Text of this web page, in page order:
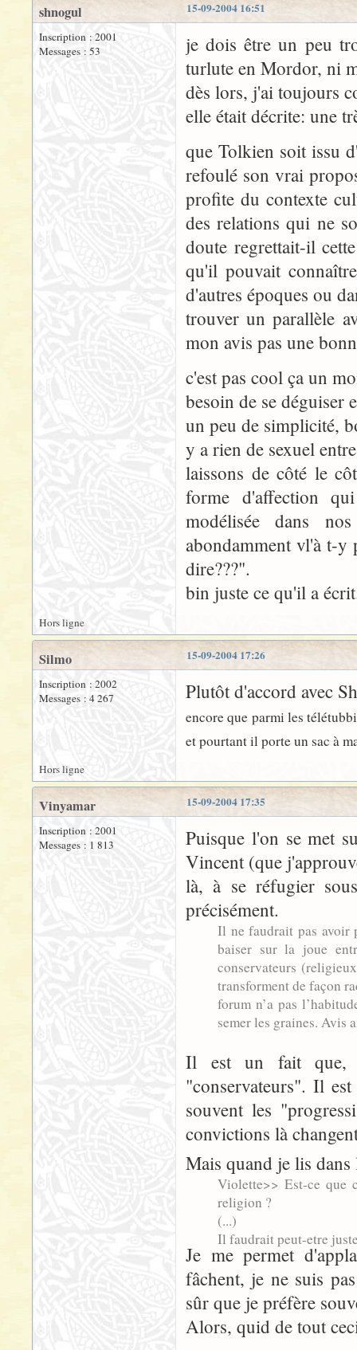
15-09-2004 16:51
shnogul
Inscription : 2001
Messages : 53
je dois être un peu
turlute en Mordor, ni
dès lors, j'ai toujours
elle était décrite: une
que Tolkien soit issu
refoulé son vrai
profite du contexte
des relations qui ne
doute regrettait-il
qu'il pouvait
d'autres époques ou
trouver un parallèle
mon avis pas une
c'est pas cool ça un
besoin de se déguiser
un peu de simplicité,
y a rien de sexuel
laissons de côté le
forme d'affection
modélisée dans
abondamment vl'à t-y
dire???".
bin juste ce qu'il a
Hors ligne
15-09-2004 17:26
Silmo
Inscription : 2002
Messages : 4 267
Plutôt d'accord avec
encore que parmi les
et pourtant il porte un sac à
Hors ligne
15-09-2004 17:35
Vinyamar
Inscription : 2001
Messages : 1 813
Puisque l'on se met
Vincent (que
là, à se réfugier
précisément.
Il ne faudrait pas avoir
baiser sur la joue
conservateurs
transforment de façon
forum n’a pas
semer les graines. Avis
Il est un fait que,
"conservateurs". Il
souvent les
convictions là
Mais quand je lis
Violette>> Est-ce que
religion ?
(...)
Il faudrait peut-etre
Je me permet
fâchent, je ne suis
sûr que je préfère
Alors, quid de tout